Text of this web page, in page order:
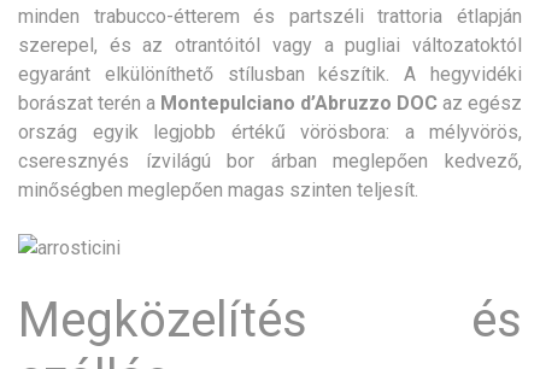
minden trabucco-étterem és partszéli trattoria étlapján
szerepel, és az otrantóitól vagy a pugliai változatoktól
egyaránt elkülöníthető stílusban készítik. A hegyvidéki
borászat terén a Montepulciano d’Abruzzo DOC az egész
ország egyik legjobb értékű vörösbora: a mélyvörös,
cseresznyés ízvilágú bor árban meglepően kedvező,
minőségben meglepően magas szinten teljesít.
Megközelítés és